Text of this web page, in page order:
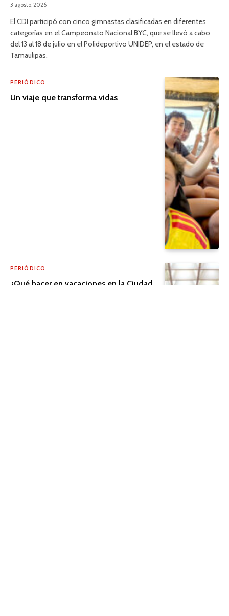
3 agosto, 2026
El CDI participó con cinco gimnastas clasificadas en diferentes
categorías en el Campeonato Nacional BYC, que se llevó a cabo
del 13 al 18 de julio en el Polideportivo UNIDEP, en el estado de
Tamaulipas.
PERIÓDICO
Un viaje que transforma vidas
PERIÓDICO
¿Qué hacer en vacaciones en la Ciudad